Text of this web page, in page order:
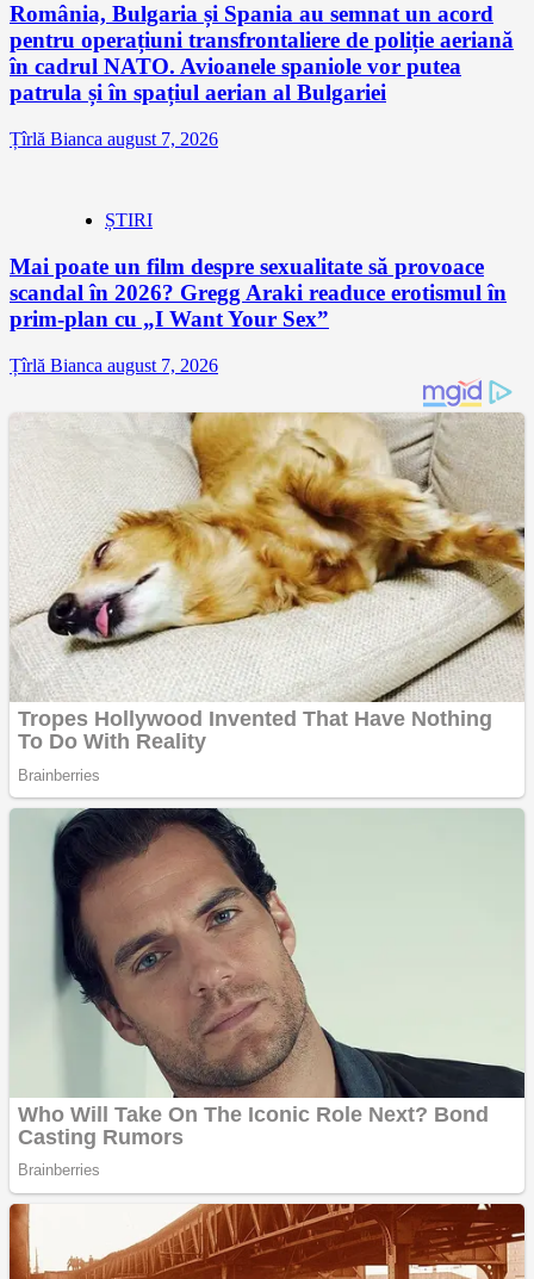
România, Bulgaria și Spania au semnat un acord
pentru operațiuni transfrontaliere de poliție aeriană
în cadrul NATO. Avioanele spaniole vor putea
patrula și în spațiul aerian al Bulgariei
Țîrlă Bianca august 7, 2026
ȘTIRI
Mai poate un film despre sexualitate să provoace
scandal în 2026? Gregg Araki readuce erotismul în
prim-plan cu „I Want Your Sex”
Țîrlă Bianca august 7, 2026